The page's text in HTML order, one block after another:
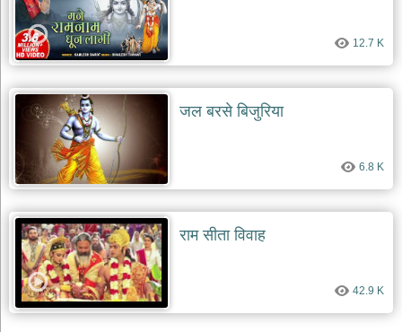
12.7 K
जल बरसे बिजुरिया
6.8 K
राम सीता विवाह
42.9 K